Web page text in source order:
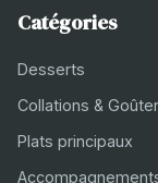
Catégories
Desserts
Collations &
Plats principaux